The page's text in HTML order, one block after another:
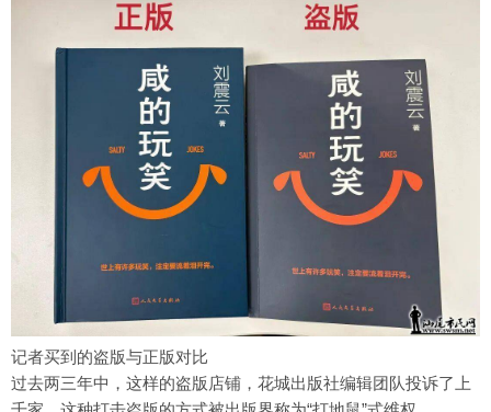
记者买到的盗版与正版对比
过去两三年中，这样的盗版店铺，花城出版社编辑团队投诉了上